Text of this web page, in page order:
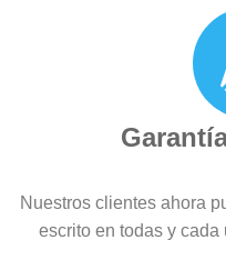
Nuestros clientes ahora
escrito en todas y